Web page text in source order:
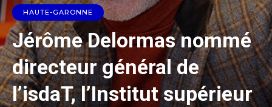
HAUTE-GARONNE
Jérôme Delormas nommé
directeur général de
l’isdaT, l’Institut supérieur